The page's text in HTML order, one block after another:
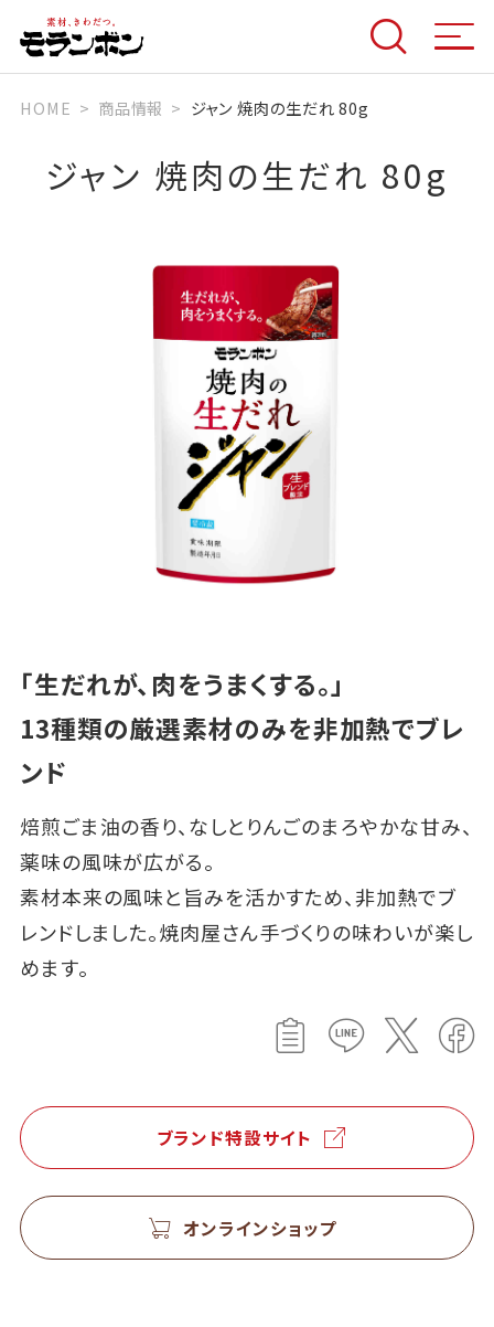
HOME 商品情報 ジャン 焼肉の生だれ 80g
ジャン 焼肉の生だれ 80g
「生だれが、肉をうまくする。」
13種類の厳選素材のみを非加熱でブレ
ンド
焙煎ごま油の香り、なしとりんごのまろやかな甘み、
薬味の風味が広がる。
素材本来の風味と旨みを活かすため、非加熱でブ
レンドしました。焼肉屋さん手づくりの味わいが楽し
めます。
ブランド特設サイト
オンラインショップ